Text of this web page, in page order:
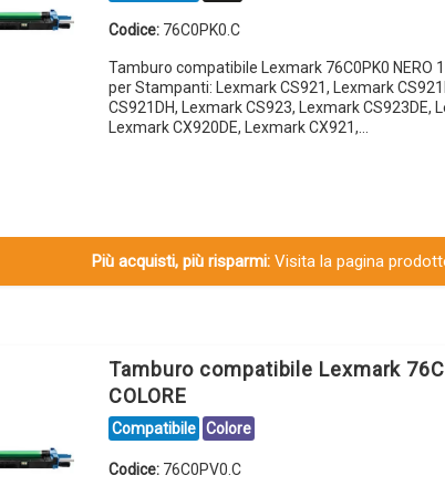
Codice: 76C0PK0.C
Tamburo compatibile Lexmark 76C0PK0 NERO
per Stampanti: Lexmark CS921, Lexmark
CS921DH, Lexmark CS923, Lexmark CS923DE,
Lexmark CX920DE, Lexmark CX921,…
Più acquisti, più risparmi:Visita la pagina
Tamburo compatibile Lexmark
COLORE
Compatibile Colore
Codice: 76C0PV0.C